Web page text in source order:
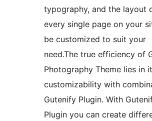
typography, and the layout
every single page on your
be customized to suit your
need.The true efficiency of
Photography Theme lies in
customizability with
Gutenify Plugin. With
Plugin you can create